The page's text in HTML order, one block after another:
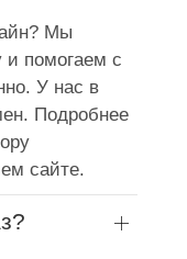
Мы
и помогаем с
У нас в
Подробнее
сайте.